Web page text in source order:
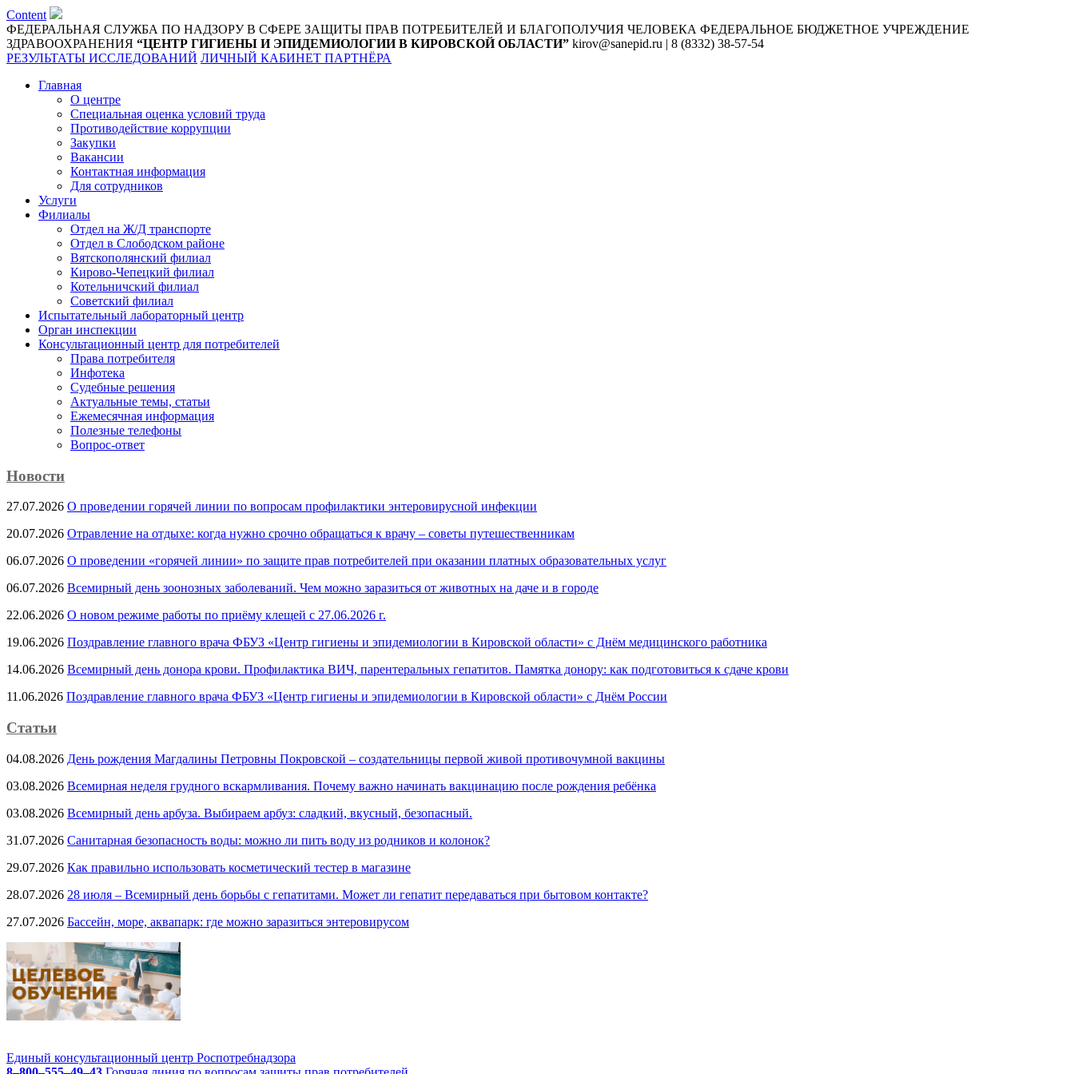
Content
ФЕДЕРАЛЬНАЯ СЛУЖБА ПО НАДЗОРУ В СФЕРЕ ЗАЩИТЫ ПРАВ ПОТРЕБИТЕЛЕЙ И БЛАГОПОЛУЧИЯ ЧЕЛОВЕКА ФЕДЕРАЛЬНОЕ БЮДЖЕТНОЕ УЧРЕЖДЕНИЕ
ЗДРАВООХРАНЕНИЯ “ЦЕНТР ГИГИЕНЫ И ЭПИДЕМИОЛОГИИ В КИРОВСКОЙ ОБЛАСТИ” kirov@sanepid.ru | 8 (8332) 38-57-54
РЕЗУЛЬТАТЫ ИССЛЕДОВАНИЙ ЛИЧНЫЙ КАБИНЕТ ПАРТНЁРА
Главная
О центре
Специальная оценка условий труда
Противодействие коррупции
Закупки
Вакансии
Контактная информация
Для сотрудников
Услуги
Филиалы
Отдел на Ж/Д транспорте
Отдел в Слободском районе
Вятскополянский филиал
Кирово-Чепецкий филиал
Котельничский филиал
Советский филиал
Испытательный лабораторный центр
Орган инспекции
Консультационный центр для потребителей
Права потребителя
Инфотека
Судебные решения
Актуальные темы, cтатьи
Ежемесячная информация
Полезные телефоны
Вопрос-ответ
Новости
27.07.2026 О проведении горячей линии по вопросам профилактики энтеровирусной инфекции
20.07.2026 Отравление на отдыхе: когда нужно срочно обращаться к врачу – советы путешественникам
06.07.2026 О проведении «горячей линии» по защите прав потребителей при оказании платных образовательных услуг
06.07.2026 Всемирный день зоонозных заболеваний. Чем можно заразиться от животных на даче и в городе
22.06.2026 О новом режиме работы по приёму клещей с 27.06.2026 г.
19.06.2026 Поздравление главного врача ФБУЗ «Центр гигиены и эпидемиологии в Кировской области» с Днём медицинского работника
14.06.2026 Всемирный день донора крови. Профилактика ВИЧ, парентеральных гепатитов. Памятка донору: как подготовиться к сдаче крови
11.06.2026 Поздравление главного врача ФБУЗ «Центр гигиены и эпидемиологии в Кировской области» с Днём России
Статьи
04.08.2026 День рождения Магдалины Петровны Покровской – создательницы первой живой противочумной вакцины
03.08.2026 Всемирная неделя грудного вскармливания. Почему важно начинать вакцинацию после рождения ребёнка
03.08.2026 Всемирный день арбуза. Выбираем арбуз: сладкий, вкусный, безопасный.
31.07.2026 Санитарная безопасность воды: можно ли пить воду из родников и колонок?
29.07.2026 Как правильно использовать косметический тестер в магазине
28.07.2026 28 июля – Всемирный день борьбы с гепатитами. Может ли гепатит передаваться при бытовом контакте?
27.07.2026 Бассейн, море, аквапарк: где можно заразиться энтеровирусом
Единый консультационный центр Роспотребнадзора